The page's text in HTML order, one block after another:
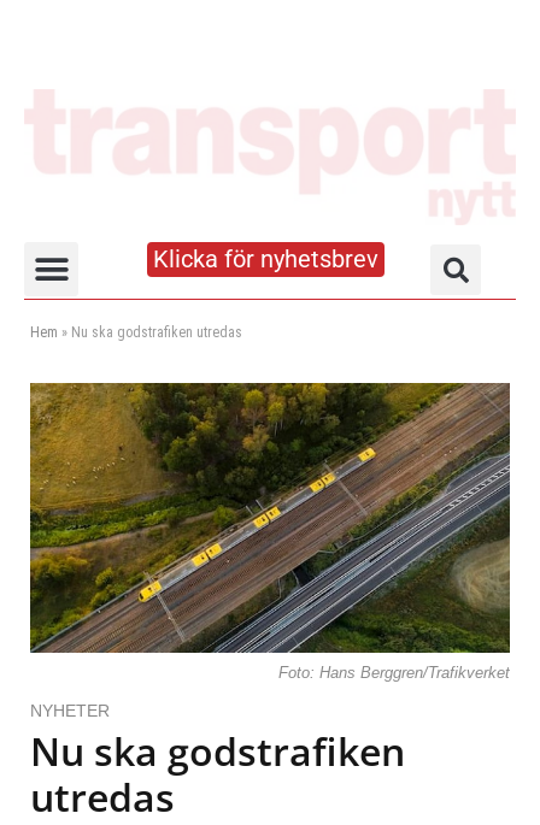
Klicka för nyhetsbrev
Hem » Nu ska godstrafiken utredas
Foto: Hans Berggren/Trafikverket
NYHETER
Nu ska godstrafiken
utredas